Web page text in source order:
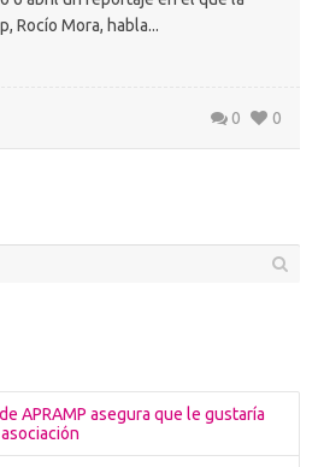
Rocío Mora, habla...
0 0
APRAMP asegura que le gustaría